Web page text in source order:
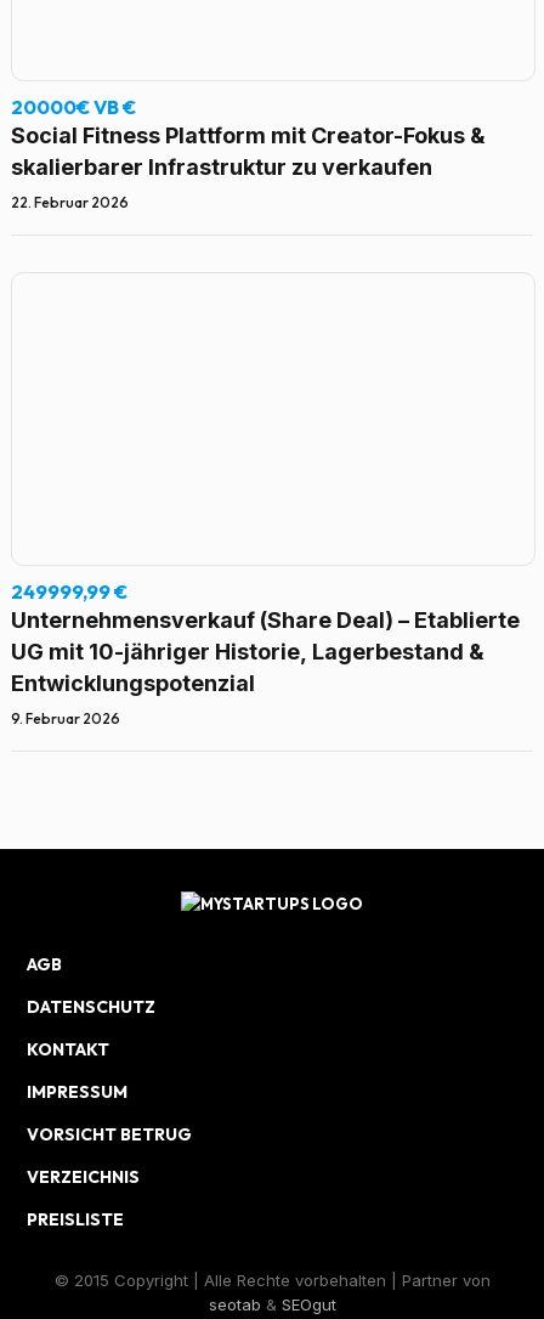
20000€ VB €
Social Fitness Plattform mit Creator-Fokus &
skalierbarer Infrastruktur zu verkaufen
22. Februar 2026
249999,99 €
Unternehmensverkauf (Share Deal) – Etablierte
UG mit 10-jähriger Historie, Lagerbestand &
Entwicklungspotenzial
9. Februar 2026
AGB
DATENSCHUTZ
KONTAKT
IMPRESSUM
VORSICHT BETRUG
VERZEICHNIS
PREISLISTE
© 2015 Copyright | Alle Rechte vorbehalten | Partner von
seotab & SEOgut